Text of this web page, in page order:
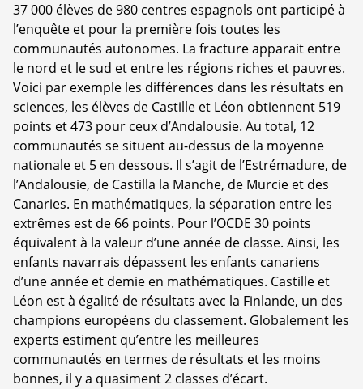
37 000 élèves de 980 centres espagnols ont participé à
l’enquête et pour la première fois toutes les
communautés autonomes. La fracture apparait entre
le nord et le sud et entre les régions riches et pauvres.
Voici par exemple les différences dans les résultats en
sciences, les élèves de Castille et Léon obtiennent 519
points et 473 pour ceux d’Andalousie. Au total, 12
communautés se situent au-dessus de la moyenne
nationale et 5 en dessous. Il s’agit de l’Estrémadure, de
l’Andalousie, de Castilla la Manche, de Murcie et des
Canaries. En mathématiques, la séparation entre les
extrêmes est de 66 points. Pour l’OCDE 30 points
équivalent à la valeur d’une année de classe. Ainsi, les
enfants navarrais dépassent les enfants canariens
d’une année et demie en mathématiques. Castille et
Léon est à égalité de résultats avec la Finlande, un des
champions européens du classement. Globalement les
experts estiment qu’entre les meilleures
communautés en termes de résultats et les moins
bonnes, il y a quasiment 2 classes d’écart.